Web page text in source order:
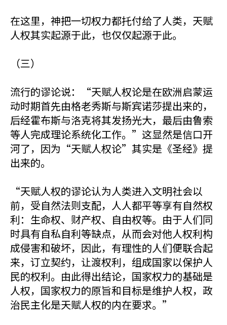
在这里，神把一切权力都托付给了人类，天赋
人权其实起源于此，也仅仅起源于此。
（三）
流行的谬论说：“天赋人权论是在欧洲启蒙运
动时期首先由格老秀斯与斯宾诺莎提出来的，
后经霍布斯与洛克将其发扬光大，最后由鲁索
等人完成理论系统化工作。”这显然是信口开
河了，因为“天赋人权论”其实是《圣经》提
出来的。
“天赋人权的谬论认为人类进入文明社会以
前，受自然法则支配，人人都平等享有自然权
利：生命权、财产权、自由权等。由于人们同
时具有自私自利等缺点，从而会对他人权利构
成侵害和破坏，因此，有理性的人们便联合起
来，订立契约，让渡权利，组成国家以保护人
民的权利。由此得出结论，国家权力的基础是
人权，国家权力的原旨和目标是维护人权，政
治民主化是天赋人权的内在要求。”